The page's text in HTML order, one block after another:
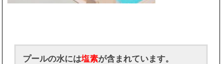
プールの水には塩素が含まれています。